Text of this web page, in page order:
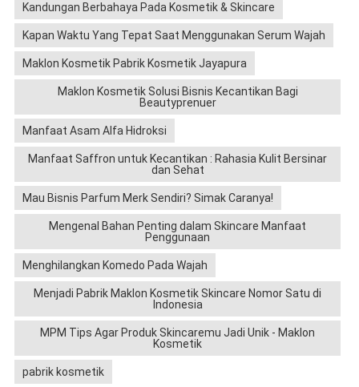
Kandungan Berbahaya Pada Kosmetik & Skincare
Kapan Waktu Yang Tepat Saat Menggunakan Serum Wajah
Maklon Kosmetik Pabrik Kosmetik Jayapura
Maklon Kosmetik Solusi Bisnis Kecantikan Bagi
Beautyprenuer
Manfaat Asam Alfa Hidroksi
Manfaat Saffron untuk Kecantikan : Rahasia Kulit Bersinar
dan Sehat
Mau Bisnis Parfum Merk Sendiri? Simak Caranya!
Mengenal Bahan Penting dalam Skincare Manfaat
Penggunaan
Menghilangkan Komedo Pada Wajah
Menjadi Pabrik Maklon Kosmetik Skincare Nomor Satu di
Indonesia
MPM Tips Agar Produk Skincaremu Jadi Unik - Maklon
Kosmetik
pabrik kosmetik